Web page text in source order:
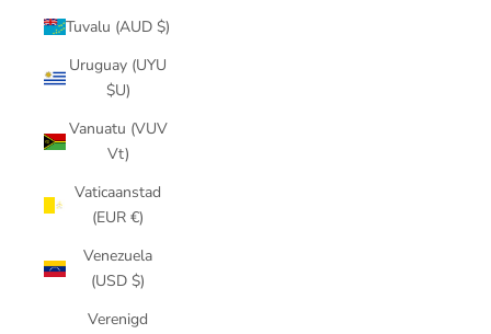
Tuvalu (AUD $)
Uruguay (UYU
$U)
Vanuatu (VUV
Vt)
Vaticaanstad
(EUR €)
Venezuela
(USD $)
Verenigd